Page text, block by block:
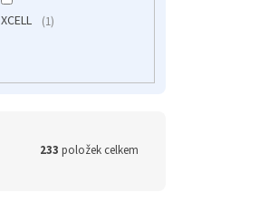
233 položek celkem
XCELL 1